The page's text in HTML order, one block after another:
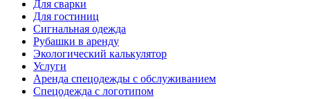
Для сварки
Для гостиниц
Сигнальная одежда
Рубашки в аренду
Экологический калькулятор
Услуги
Аренда спецодежды с обслуживанием
Спецодежда с логотипом